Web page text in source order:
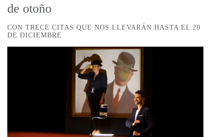
de otoño
CON TRECE CITAS QUE NOS LLEVARÁN HASTA EL 20
DE DICIEMBRE